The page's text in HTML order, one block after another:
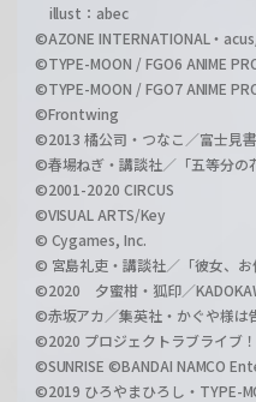
illust：abec
©AZONE INTERNATIONAL・
©TYPE-MOON / FGO6 ANIME
©TYPE-MOON / FGO7 ANIME
©Frontwing
©2013 橘公司・つなこ／富士見
©春場ねぎ・講談社／「五等分の
©2001-2020 CIRCUS
©VISUAL ARTS/Key
© Cygames, Inc.
© 宮島礼吏・講談社／「彼女、
©2020 夕蜜柑・狐印／
©赤坂アカ／集英社・かぐや様は
©2020 プロジェクトラブライブ
©SUNRISE ©BANDAI NAMCO
©2019 ひろやまひろし・TYPE-